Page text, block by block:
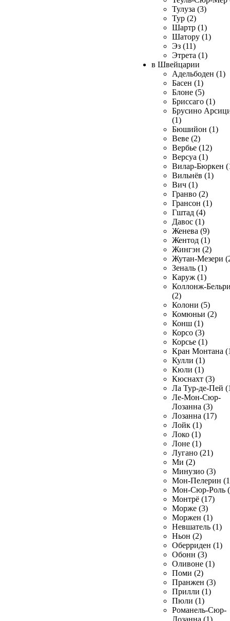
Тулуза (3)
Тур (2)
Шартр (1)
Шатору (1)
Эз (11)
Этрета (1)
в Швейцарии
Адельбоден (1)
Басен (1)
Блоне (5)
Бриссаго (1)
Брусино
(1)
Бюшийон (1)
Веве (2)
Вербье (12)
Версуа (1)
Вилар-Бюркен
Вильнёв (1)
Вич (1)
Гранво (2)
Грансон (1)
Гштад (4)
Давос (1)
Женева (9)
Жентод (1)
Жингэн (2)
Жутан-Мезери
Зеналь (1)
Каруж (1)
Коллонж-
(2)
Колони (5)
Комюньи (2)
Конш (1)
Корсо (3)
Корсье (1)
Кран Монтана
Кулли (1)
Кюли (1)
Кюснахт (3)
Ла Тур-де-Пей
Ле-Мон-Сюр-
Лозанна (3)
Лозанна (17)
Лойк (1)
Локо (1)
Лоне (1)
Лугано (21)
Ми (2)
Минузио (3)
Мон-Пелерин
Мон-Сюр-Роль
Монтрё (17)
Морже (3)
Моржен (1)
Невшатель (1)
Ньон (2)
Оберриден (1)
Обонн (3)
Оливоне (1)
Поми (2)
Пранжен (3)
Прилли (1)
Пюли (1)
Романель-Сюр-
Лозанна (1)